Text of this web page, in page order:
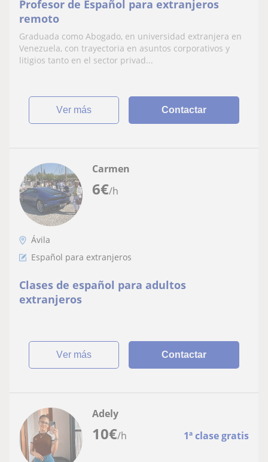
Profesor de Español para extranjeros
remoto
Graduada como Abogado, en universidad extranjera en
Venezuela, con trayectoria en asuntos corporativos y
litigios tanto en el sector privad...
ver más Contactar
6€/h
Carmen
Ávila
Español para extranjeros
Clases de español para adultos
extranjeros
ver más Contactar
10€/h 1ª clase gratis
Adely